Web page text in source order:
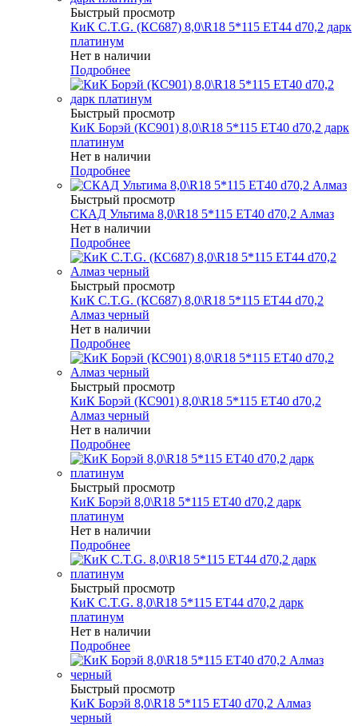
Быстрый просмотр
КиК C.T.G. (КС687) 8,0\R18 5*115 ET44 d70,2 дарк
платинум
Нет в наличии
Подробнее
Быстрый просмотр
КиК Борэй (КС901) 8,0\R18 5*115 ET40 d70,2 дарк
платинум
Нет в наличии
Подробнее
Быстрый просмотр
СКАД Ультима 8,0\R18 5*115 ET40 d70,2 Алмаз
Нет в наличии
Подробнее
Быстрый просмотр
КиК C.T.G. (КС687) 8,0\R18 5*115 ET44 d70,2
Алмаз черный
Нет в наличии
Подробнее
Быстрый просмотр
КиК Борэй (КС901) 8,0\R18 5*115 ET40 d70,2
Алмаз черный
Нет в наличии
Подробнее
Быстрый просмотр
КиК Борэй 8,0\R18 5*115 ET40 d70,2 дарк
платинум
Нет в наличии
Подробнее
Быстрый просмотр
КиК C.T.G. 8,0\R18 5*115 ET44 d70,2 дарк
платинум
Нет в наличии
Подробнее
Быстрый просмотр
КиК Борэй 8,0\R18 5*115 ET40 d70,2 Алмаз
черный